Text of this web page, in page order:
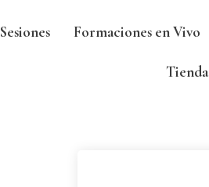
Sesiones Formaciones en Vivo
Tienda